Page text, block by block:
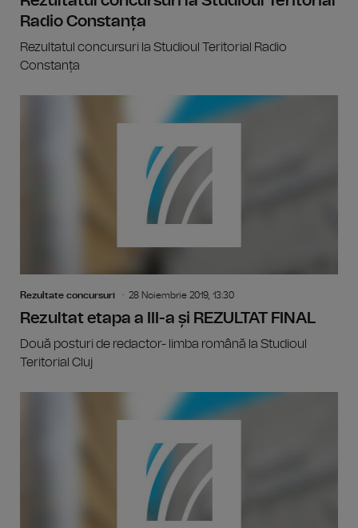
Radio Constanța
Rezultatul concursuri la Studioul Teritorial Radio
Constanța
Rezultate concursuri 28 Noiembrie 2019, 13:30
Rezultat etapa a III-a și REZULTAT FINAL
Două posturi de redactor- limba română la Studioul
Teritorial Cluj